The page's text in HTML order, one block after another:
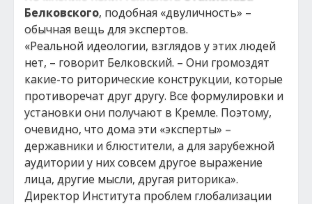
Белковского, подобная «двуличность» –
обычная вещь для экспертов.
«Реальной идеологии, взглядов у этих людей
нет, – говорит Белковский. – Они громоздят
какие-то риторические конструкции, которые
противоречат друг другу. Все формулировки и
установки они получают в Кремле. Поэтому,
очевидно, что дома эти «эксперты» –
державники и блюстители, а для зарубежной
аудитории у них совсем другое выражение
лица, другие мысли, другая риторика».
Директор Института проблем глобализации